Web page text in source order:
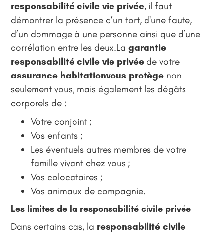
responsabilité civile vie privée, il faut
démontrer la présence d’un tort, d'une faute,
d’un dommage à une personne ainsi que d’une
corrélation entre les deux.Lagarantie
responsabilité civile vie privée de votre
assurance habitationvous protège non
seulement vous, mais également les dégâts
corporels de :
Votre conjoint ;
Vos enfants ;
Les éventuels autres membres de votre
famille vivant chez vous ;
Vos colocataires ;
Vos animaux de compagnie.
Les limites de la responsabilité civile privée
Dans certains cas, la responsabilité civile